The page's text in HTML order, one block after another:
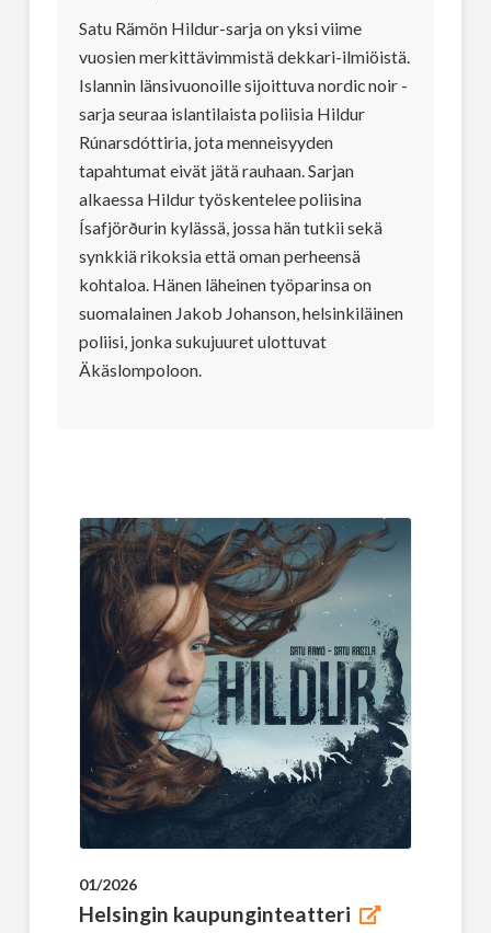
Satu Rämön Hildur-sarja on yksi viime
vuosien merkittävimmistä dekkari-ilmiöistä.
Islannin länsivuonoille sijoittuva nordic noir -
sarja seuraa islantilaista poliisia Hildur
Rúnarsdóttiria, jota menneisyyden
tapahtumat eivät jätä rauhaan. Sarjan
alkaessa Hildur työskentelee poliisina
Ísafjörðurin kylässä, jossa hän tutkii sekä
synkkiä rikoksia että oman perheensä
kohtaloa. Hänen läheinen työparinsa on
suomalainen Jakob Johanson, helsinkiläinen
poliisi, jonka sukujuuret ulottuvat
Äkäslompoloon.
01/2026
Helsingin kaupunginteatteri